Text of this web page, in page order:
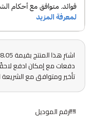
اشترِ هذا المنتج بقيمة 8.05
دفعات مع إمكان ادفع
تأخير ومتوافق مع الشريعة
رقم الموديل